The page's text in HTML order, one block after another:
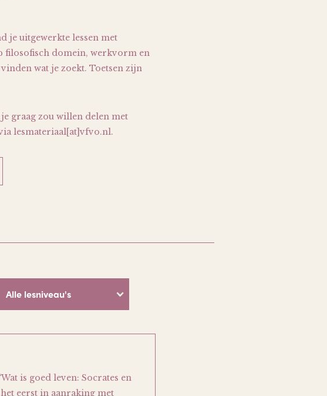
je uitgewerkte lessen met
filosofisch domein, werkvorm en
wat je zoekt. Toetsen zijn
graag zou willen delen met
lesmateriaal[at]vfvo.nl.
Alle lesniveau's
is goed leven: Socrates en
eerst in aanraking met